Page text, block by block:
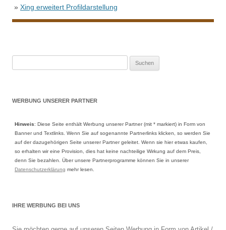
» Xing erweitert Profildarstellung
WERBUNG UNSERER PARTNER
Hinweis: Diese Seite enthält Werbung unserer Partner (mit * markiert) in Form von
Banner und Textlinks. Wenn Sie auf sogenannte Partnerlinks klicken, so werden Sie
auf der dazugehörigen Seite unserer Partner geleitet. Wenn sie hier etwas kaufen,
so erhalten wir eine Provision, dies hat keine nachteilige Wirkung auf dem Preis,
denn Sie bezahlen. Über unsere Partnerprogramme können Sie in unserer
Datenschutzerklärung mehr lesen.
IHRE WERBUNG BEI UNS